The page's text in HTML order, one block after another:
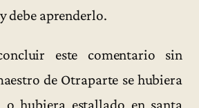
debe aprenderlo.
este comentario sin
de Otraparte se hubiera